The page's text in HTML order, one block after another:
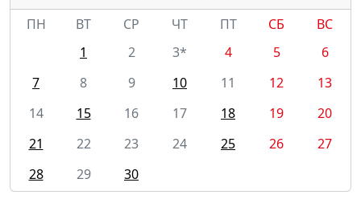
ПН
ВТ СР ЧТ ПТ СБ
ВС
1
2 3* 4 5
6
7
8 9 10 11 12
13
14
15 16 17 18 19
20
21
22 23 24 25 26
27
28
29 30